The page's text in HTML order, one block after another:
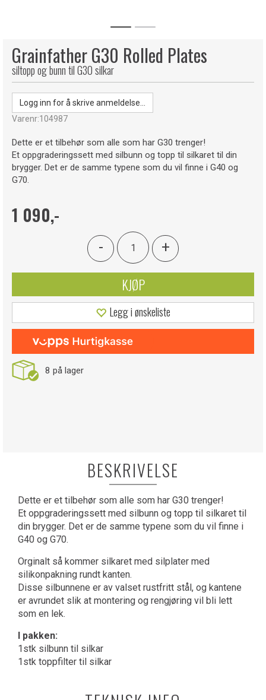
Grainfather G30 Rolled Plates
siltopp og bunn til G30 silkar
Logg inn for å skrive anmeldelse...
Varenr:104987
Dette er et tilbehør som alle som har G30 trenger!
Et oppgraderingssett med silbunn og topp til silkaret til din
brygger. Det er de samme typene som du vil finne i G40 og
G70.
1 090,-
- +
KJØP
Legg i ønskeliste
8 på lager
BESKRIVELSE
Dette er et tilbehør som alle som har G30 trenger!
Et oppgraderingssett med silbunn og topp til silkaret til
din brygger. Det er de samme typene som du vil finne i
G40 og G70.
Orginalt så kommer silkaret med silplater med
silikonpakning rundt kanten.
Disse silbunnene er av valset rustfritt stål, og kantene
er avrundet slik at montering og rengjøring vil bli lett
som en lek.
I pakken:
1stk silbunn til silkar
1stk toppfilter til silkar